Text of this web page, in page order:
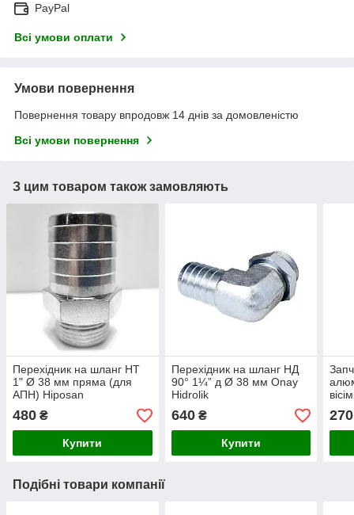
PayPal
Всі умови оплати
Умови повернення
Повернення товару впродовж 14 днів за домовленістю
Всі умови повернення
З цим товаром також замовляють
Перехідник на шланг НТ
1" Ø 38 мм пряма (для
АПН) Hiposan
480 ₴
Купити
Перехідник на шланг НД
90° 1¼” д Ø 38 мм Onay
Hidrolik
640₴
Купити
270
Подібні товари компанії